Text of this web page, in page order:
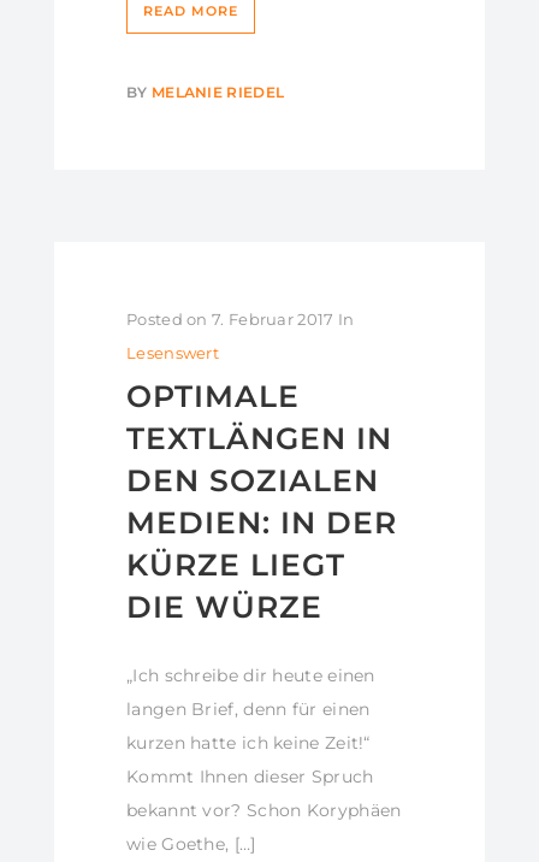
READ MORE
BY MELANIE RIEDEL
Posted on 7. Februar 2017 In
Lesenswert
OPTIMALE
TEXTLÄNGEN IN
DEN SOZIALEN
MEDIEN: IN DER
KÜRZE LIEGT
DIE WÜRZE
„Ich schreibe dir heute einen
langen Brief, denn für einen
kurzen hatte ich keine Zeit!“
Kommt Ihnen dieser Spruch
bekannt vor? Schon Koryphäen
wie Goethe, […]